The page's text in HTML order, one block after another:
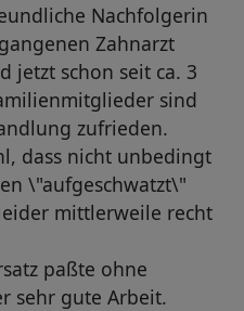
Nachfolgerin
Zahnarzt
jetzt schon seit ca. 3
sind
zufrieden.
dass nicht unbedingt
\"aufgeschwatzt\"
mittlerweile recht
paßte ohne
sehr gute Arbeit.